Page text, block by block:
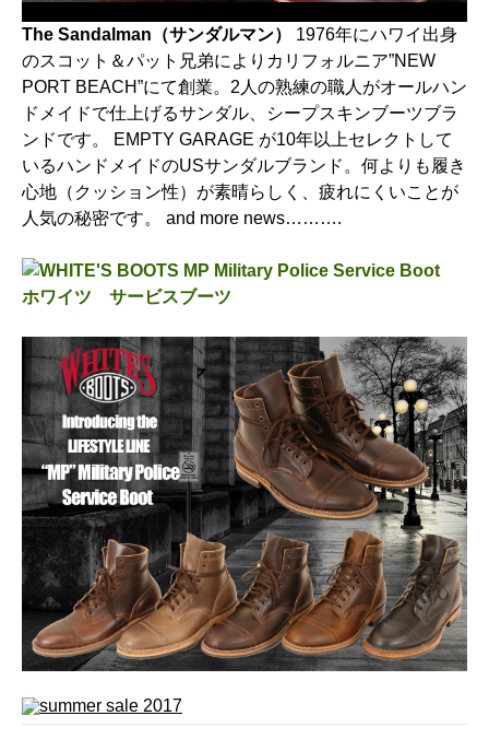
The Sandalman（サンダルマン） 1976年にハワイ出身
のスコット＆パット兄弟によりカリフォルニア”NEW
PORT BEACH”にて創業。2人の熟練の職人がオールハン
ドメイドで仕上げるサンダル、シープスキンブーツブラ
ンドです。 EMPTY GARAGE が10年以上セレクトして
いるハンドメイドのUSサンダルブランド。何よりも履き
心地（クッション性）が素晴らしく、疲れにくいことが
人気の秘密です。 and more news……….